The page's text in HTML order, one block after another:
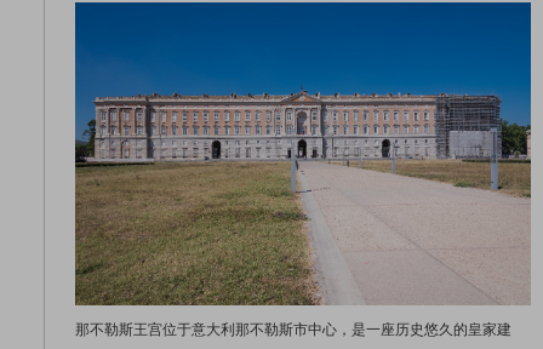
那不勒斯王宫位于意大利那不勒斯市中心，是一座历史悠久的皇家建